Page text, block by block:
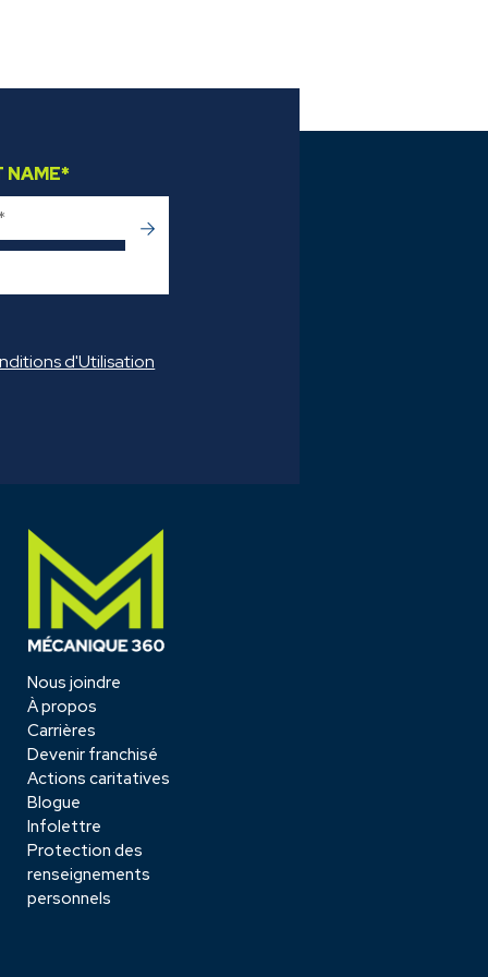
NAME*
d'Utilisation
->
Nous joindre
À propos
Carrières
Devenir franchisé
Actions caritatives
Blogue
Infolettre
Protection des
renseignements
personnels